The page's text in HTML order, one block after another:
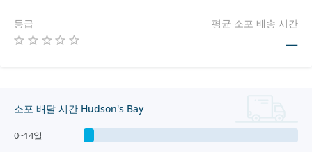
등급 평균 소포 배송 시간
—
소포 배달 시간 Hudson's Bay
0~14일